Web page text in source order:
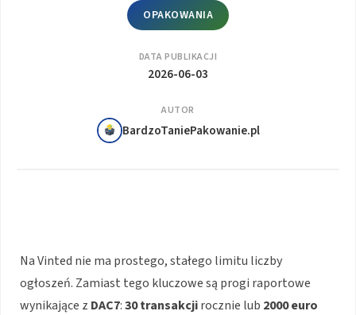
OPAKOWANIA
DATA PUBLIKACJI
2026-06-03
AUTOR
BardzoTaniePakowanie.pl
Na Vinted nie ma prostego, stałego limitu liczby
ogłoszeń. Zamiast tego kluczowe są progi raportowe
wynikające z DAC7:30 transakcjirocznie lub 2000 euro